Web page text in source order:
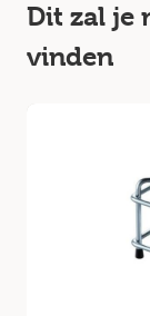
Dit zal je
vinden